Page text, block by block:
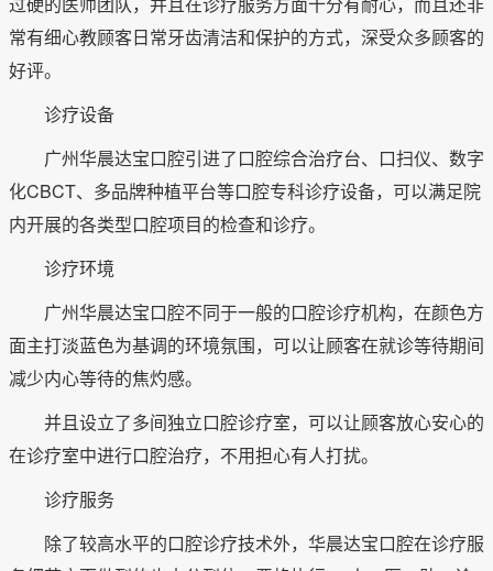
常有细心教顾客日常牙齿清洁和保护的方式，深受众多顾客的
好评。
诊疗设备
广州华晨达宝口腔引进了口腔综合治疗台、口扫仪、数字
化CBCT、多品牌种植平台等口腔专科诊疗设备，可以满足院
内开展的各类型口腔项目的检查和诊疗。
诊疗环境
广州华晨达宝口腔不同于一般的口腔诊疗机构，在颜色方
面主打淡蓝色为基调的环境氛围，可以让顾客在就诊等待期间
减少内心等待的焦灼感。
并且设立了多间独立口腔诊疗室，可以让顾客放心安心的
在诊疗室中进行口腔治疗，不用担心有人打扰。
诊疗服务
除了较高水平的口腔诊疗技术外，华晨达宝口腔在诊疗服